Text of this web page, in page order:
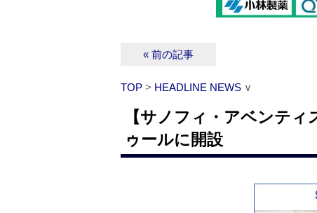
« 前の記事
TOP > HEADLINE NEWS ∨
【サノフィ・アベンティ
ゥールに開設